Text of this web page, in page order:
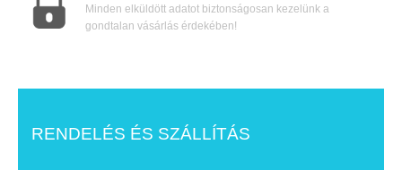
Minden elküldött adatot biztonságosan kezelünk a
gondtalan vásárlás érdekében!
RENDELÉS ÉS SZÁLLÍTÁS